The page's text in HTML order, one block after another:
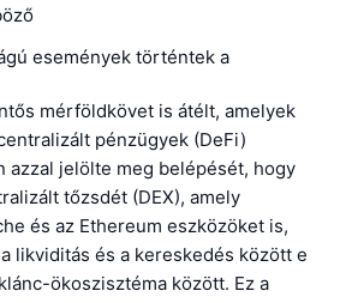
események történtek a
mérföldkövet is átélt, amelyek
pénzügyek (DeFi)
azzal jelölte meg belépését, hogy
tőzsdét (DEX), amely
és az Ethereum eszközöket is,
likviditás és a kereskedés között e
ökoszisztéma között. Ez a